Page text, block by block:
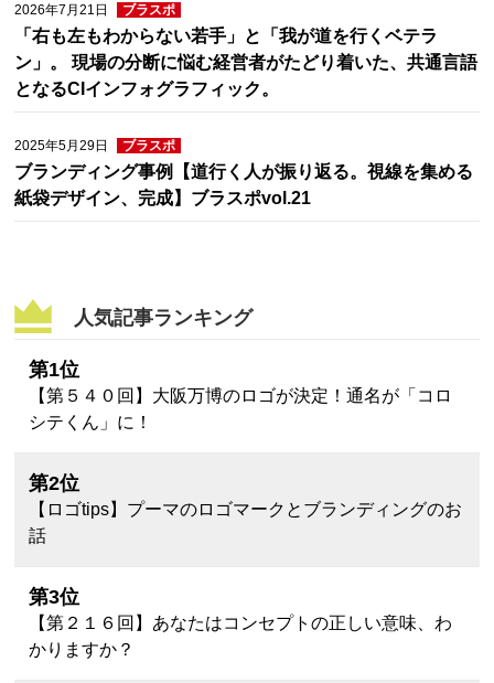
2026年7月21日 ブラスポ
「右も左もわからない若手」と「我が道を行くベテラ
ン」。 現場の分断に悩む経営者がたどり着いた、共通言語
となるCIインフォグラフィック。
2025年5月29日 ブラスポ
ブランディング事例【道行く人が振り返る。視線を集める
紙袋デザイン、完成】ブラスポvol.21
人気記事ランキング
第1位
【第５４０回】大阪万博のロゴが決定！通名が「コロ
シテくん」に！
第2位
【ロゴtips】プーマのロゴマークとブランディングのお
話
第3位
【第２１６回】あなたはコンセプトの正しい意味、わ
かりますか？